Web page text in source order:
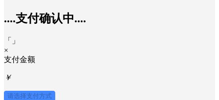
....支付确认中....
「
」
×
支付金额
￥
请选择支付方式